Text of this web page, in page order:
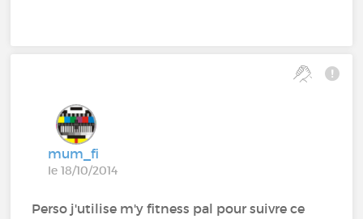
mum_fi
le 18/10/2014
Perso j'utilise m'y fitness pal pour suivre ce